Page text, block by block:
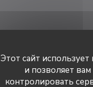
Этот сайт использует
и позволяет вам
контролировать
Связь с нами